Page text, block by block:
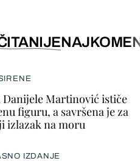
Danijele Martinović ističe
figuru, a savršena je za
izlazak na moru
IZDANJE